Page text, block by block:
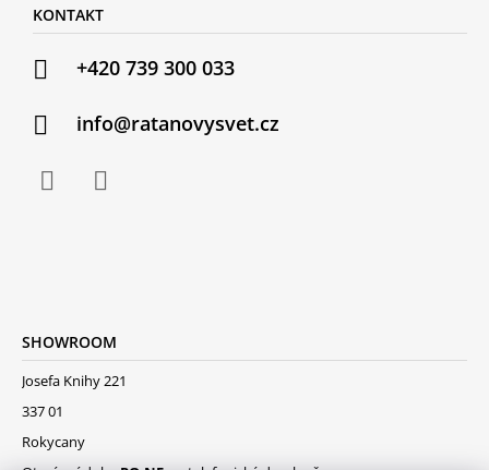
KONTAKT
+420 739 300 033
info@ratanovysvet.cz
SHOWROOM
Josefa Knihy 221
337 01
Rokycany